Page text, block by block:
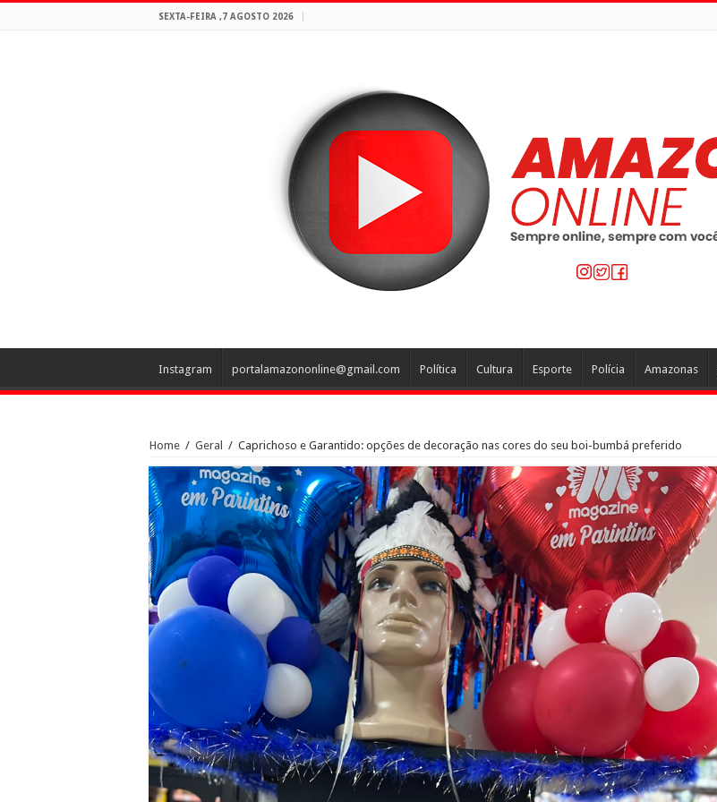
SEXTA-FEIRA ,7 AGOSTO 2026
Instagram portalamazononline@gmail.com Política Cultura Esporte Polícia Amazonas
Home / Geral / Caprichoso e Garantido: opções de decoração nas cores do seu boi-bumbá preferido